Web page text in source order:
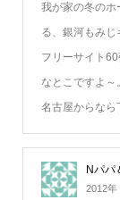
我が家の冬のホ
る、銀河もみじ
フリーサイト
なとこですよ～。
名古屋からなら
Nパパ
2012年